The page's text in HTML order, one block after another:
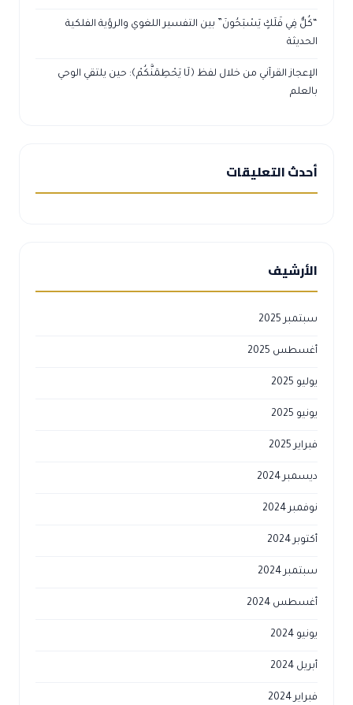
“كُلٌّ فِي فَلَكٍ يَسْبَحُونَ” بين التفسير اللغوي والرؤية الفلكية
الحديثة
الإعجاز القرآني من خلال لفظ ﴿لَا يَحْطِمَنَّكُمْ﴾: حين يلتقي الوحي
بالعلم
أحدث التعليقات
الأرشيف
سبتمبر 2025
أغسطس 2025
يوليو 2025
يونيو 2025
فبراير 2025
ديسمبر 2024
نوفمبر 2024
أكتوبر 2024
سبتمبر 2024
أغسطس 2024
يونيو 2024
أبريل 2024
فبراير 2024